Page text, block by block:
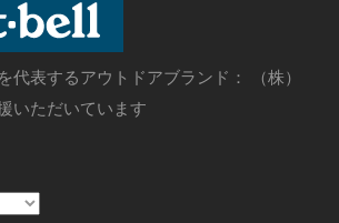
代表するアウトドアブランド： （株）
いただいています